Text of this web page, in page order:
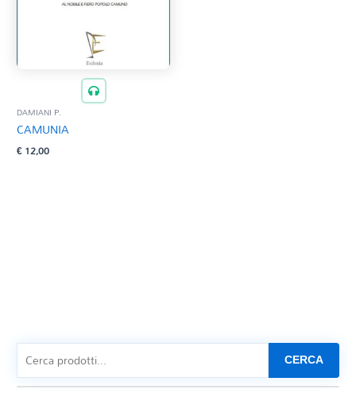
DAMIANI P.
CAMUNIA
€12,00
CERCA